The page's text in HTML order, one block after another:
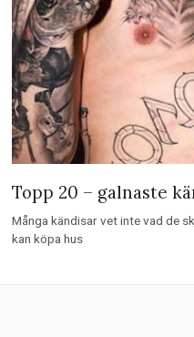
Topp 20 – galnaste
Många kändisar vet inte vad de
kan köpa hus